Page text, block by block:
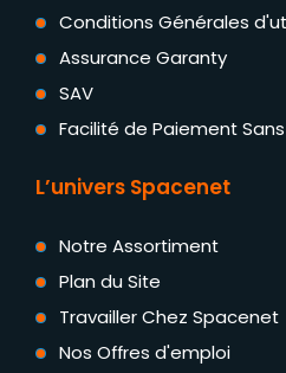
Conditions Générales
Assurance Garanty
SAV
Facilité de Paiement
L’univers Spacenet
Notre Assortiment
Plan du Site
Travailler Chez Spacenet
Nos Offres d'emploi